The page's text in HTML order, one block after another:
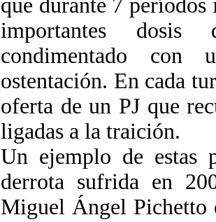
que durante 7
importantes dosis
condimentado con
ostentación. En cada
oferta de un PJ que
ligadas a la traición.
Un ejemplo de estas
derrota sufrida en
Miguel Ángel Pichetto